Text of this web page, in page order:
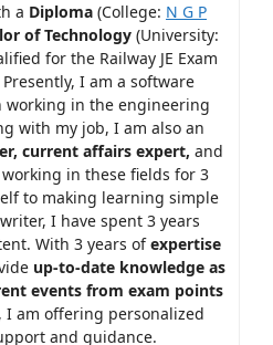
a Diploma (College: N G P
of Technology(University:
for the Railway JE Exam
I am a software
working in the engineering
with my job, I am also an
current affairs expert, and
in these fields for 3
to making learning simple
I have spent 3 years
With 3 years ofexpertise
up-to-date knowledge as
events from exam points
I am offering personalized
and guidance.